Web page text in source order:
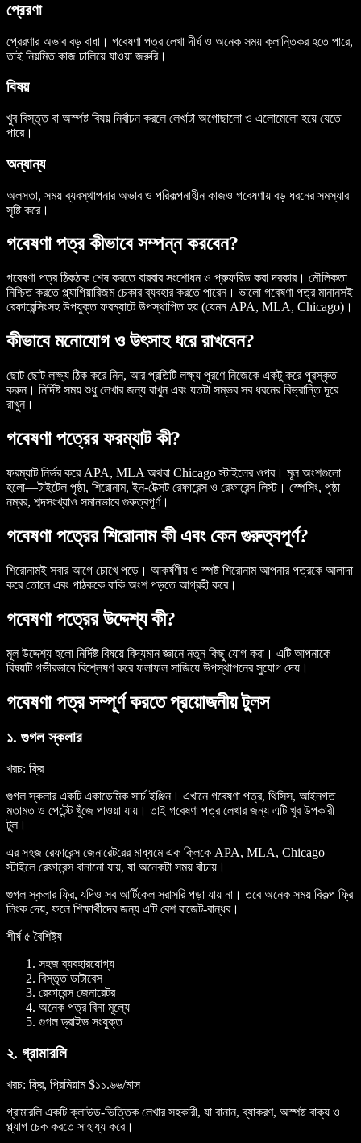
প্রেরণা
প্রেরণার অভাব বড় বাধা। গবেষণা পত্র লেখা দীর্ঘ ও অনেক সময় ক্লান্তিকর হতে পারে,
তাই নিয়মিত কাজ চালিয়ে যাওয়া জরুরি।
বিষয়
খুব বিস্তৃত বা অস্পষ্ট বিষয় নির্বাচন করলে লেখাটা অগোছালো ও এলোমেলো হয়ে যেতে
পারে।
অন্যান্য
অলসতা, সময় ব্যবস্থাপনার অভাব ও পরিকল্পনাহীন কাজও গবেষণায় বড় ধরনের সমস্যার
সৃষ্টি করে।
গবেষণা পত্র কীভাবে সম্পন্ন করবেন?
গবেষণা পত্র ঠিকঠাক শেষ করতে বারবার সংশোধন ও প্রুফরিড করা দরকার। মৌলিকতা
নিশ্চিত করতে প্ল্যাগিয়ারিজম চেকার ব্যবহার করতে পারেন। ভালো গবেষণা পত্র মানানসই
রেফারেন্সিংসহ উপযুক্ত ফরম্যাটে উপস্থাপিত হয় (যেমন APA, MLA, Chicago)।
কীভাবে মনোযোগ ও উৎসাহ ধরে রাখবেন?
ছোট ছোট লক্ষ্য ঠিক করে নিন, আর প্রতিটি লক্ষ্য পূরণে নিজেকে একটু করে পুরস্কৃত
করুন। নির্দিষ্ট সময় শুধু লেখার জন্য রাখুন এবং যতটা সম্ভব সব ধরনের বিভ্রান্তি দূরে
রাখুন।
গবেষণা পত্রের ফরম্যাট কী?
ফরম্যাট নির্ভর করে APA, MLA অথবা Chicago স্টাইলের ওপর। মূল অংশগুলো
হলো—টাইটেল পৃষ্ঠা, শিরোনাম, ইন-টেক্সট রেফারেন্স ও রেফারেন্স লিস্ট। স্পেসিং, পৃষ্ঠা
নম্বর, শব্দসংখ্যাও সমানভাবে গুরুত্বপূর্ণ।
গবেষণা পত্রের শিরোনাম কী এবং কেন গুরুত্বপূর্ণ?
শিরোনামই সবার আগে চোখে পড়ে। আকর্ষণীয় ও স্পষ্ট শিরোনাম আপনার পত্রকে আলাদা
করে তোলে এবং পাঠককে বাকি অংশ পড়তে আগ্রহী করে।
গবেষণা পত্রের উদ্দেশ্য কী?
মূল উদ্দেশ্য হলো নির্দিষ্ট বিষয়ে বিদ্যমান জ্ঞানে নতুন কিছু যোগ করা। এটি আপনাকে
বিষয়টি গভীরভাবে বিশ্লেষণ করে ফলাফল সাজিয়ে উপস্থাপনের সুযোগ দেয়।
গবেষণা পত্র সম্পূর্ণ করতে প্রয়োজনীয় টুলস
১. গুগল স্কলার
খরচ: ফ্রি
গুগল স্কলার একটি একাডেমিক সার্চ ইঞ্জিন। এখানে গবেষণা পত্র, থিসিস, আইনগত
মতামত ও পেটেন্ট খুঁজে পাওয়া যায়। তাই গবেষণা পত্র লেখার জন্য এটি খুব উপকারী
টুল।
এর সহজ রেফারেন্স জেনারেটরের মাধ্যমে এক ক্লিকে APA, MLA, Chicago
স্টাইলে রেফারেন্স বানানো যায়, যা অনেকটা সময় বাঁচায়।
গুগল স্কলার ফ্রি, যদিও সব আর্টিকেল সরাসরি পড়া যায় না। তবে অনেক সময় বিকল্প ফ্রি
লিংক দেয়, ফলে শিক্ষার্থীদের জন্য এটি বেশ বাজেট-বান্ধব।
শীর্ষ ৫ বৈশিষ্ট্য
সহজ ব্যবহারযোগ্য
বিস্তৃত ডাটাবেস
রেফারেন্স জেনারেটর
অনেক পত্র বিনা মূল্যে
গুগল ড্রাইভ সংযুক্ত
২. গ্রামারলি
খরচ: ফ্রি, প্রিমিয়াম $১১.৬৬/মাস
গ্রামারলি একটি ক্লাউড-ভিত্তিক লেখার সহকারী, যা বানান, ব্যাকরণ, অস্পষ্ট বাক্য ও
প্ল্যাগ চেক করতে সাহায্য করে।